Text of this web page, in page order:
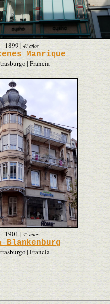
1899 |43 años
Manrique
| Francia
1901 |45 años
Blankenburg
| Francia